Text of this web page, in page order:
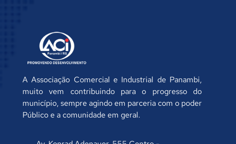
A Associação Comercial e Industrial de Panambi,
muito vem contribuindo para o progresso do
município, sempre agindo em parceria com o poder
Público e a comunidade em geral.